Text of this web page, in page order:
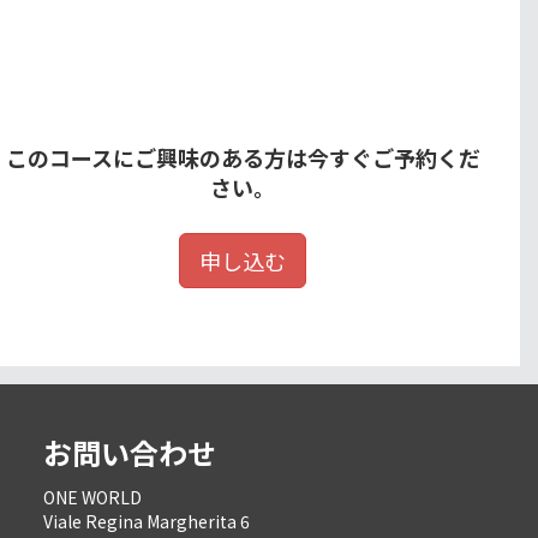
このコースにご興味のある方は今すぐご予約くだ
さい。
申し込む
お問い合わせ
ONE WORLD
Viale Regina Margherita 6